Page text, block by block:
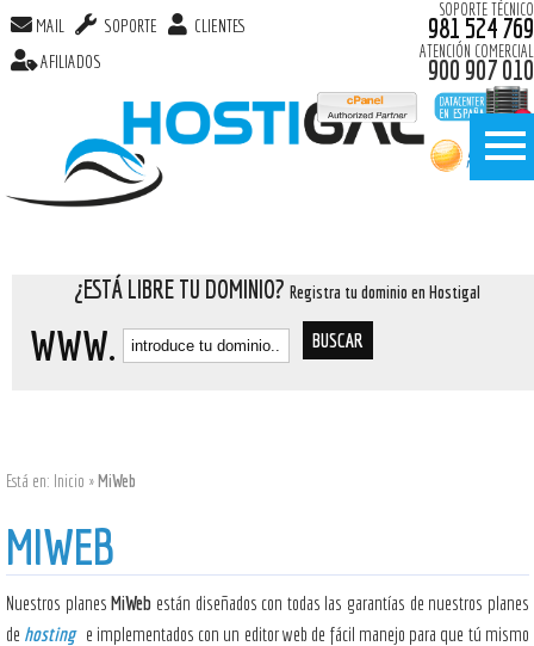
MAIL SOPORTE
CLIENTES
AFILIADOS
SOPORTE TÉCNICO
981 524 769
ATENCIÓN COMERCIAL
900 907 010
¿ESTÁ LIBRE TU DOMINIO? Registra tu dominio en Hostigal
WWW.
Está en: Inicio »MiWeb
MIWEB
Nuestros planesMiWeb están diseñados con todas las garantías de nuestros planes
de hosting e implementados con un editor web de fácil manejo para que tú mismo